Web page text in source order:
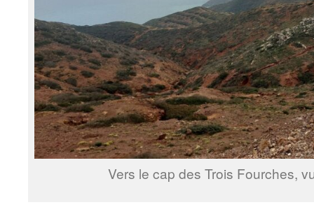
Vers le cap des Trois Fourches,